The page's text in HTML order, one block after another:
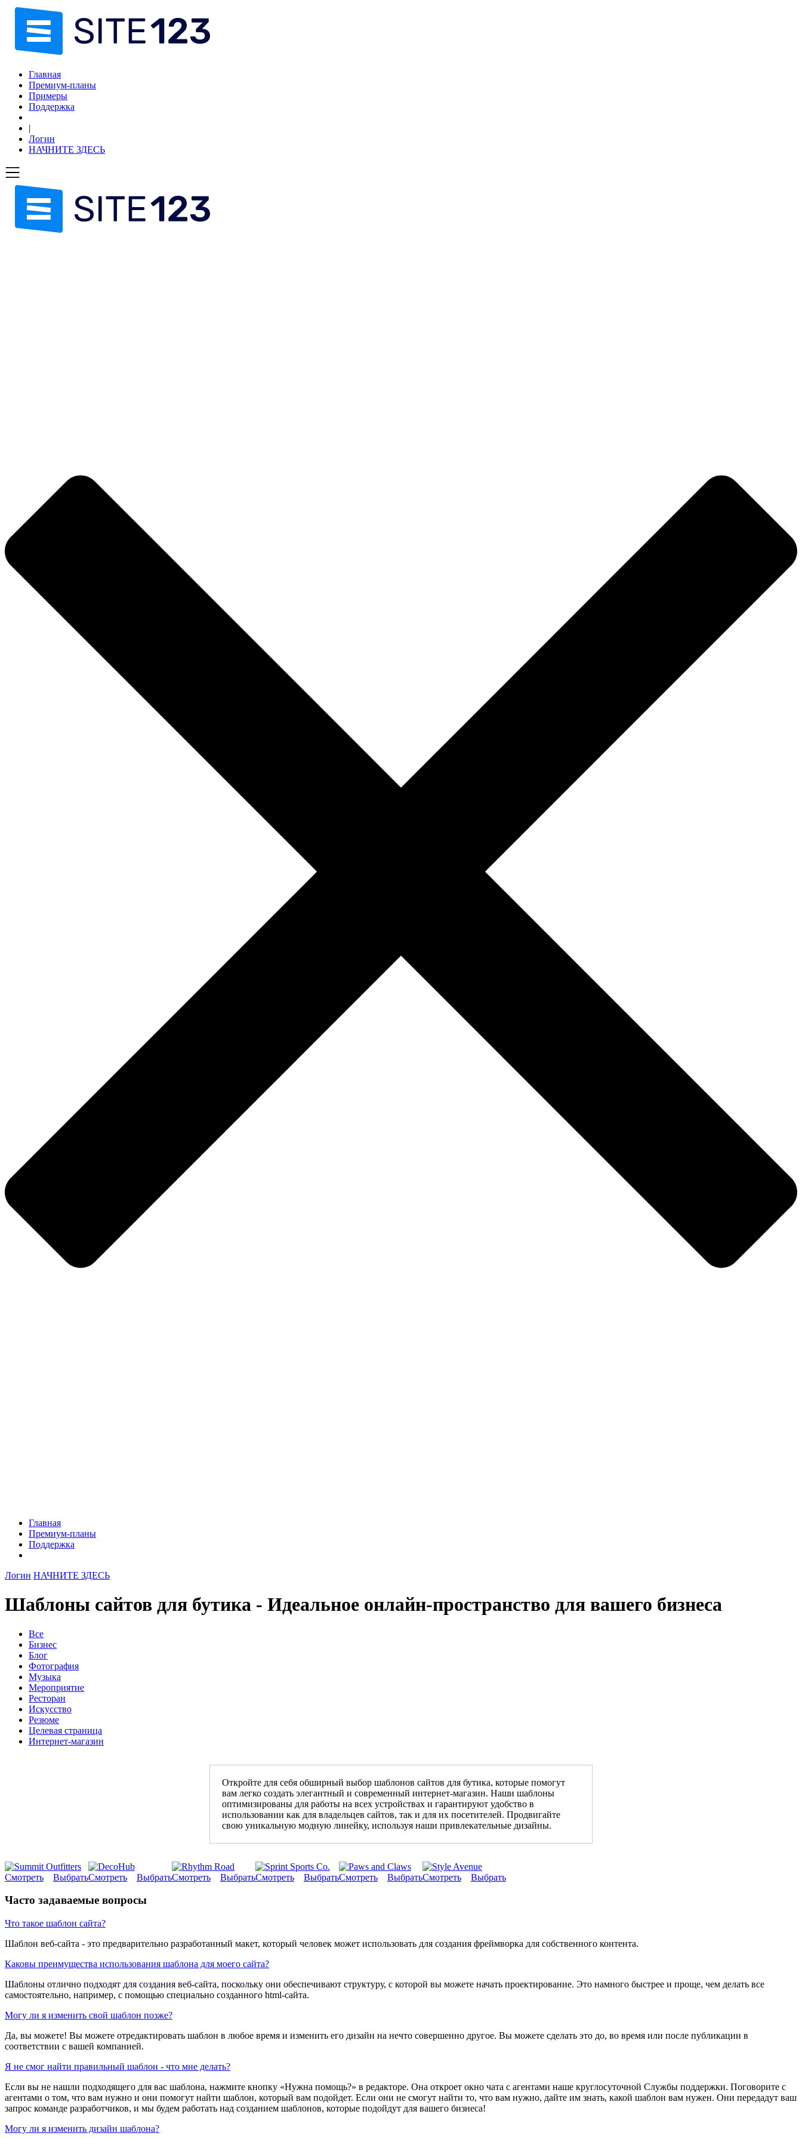
Главная
Премиум-планы
Примеры
Поддержка
|
Логин
НАЧНИТЕ ЗДЕСЬ
Главная
Премиум-планы
Поддержка
Логин НАЧНИТЕ ЗДЕСЬ
Шаблоны сайтов для бутика - Идеальное онлайн-пространство для вашего бизнеса
Все
Бизнес
Блог
Фотография
Музыка
Мероприятие
Ресторан
Искусство
Резюме
Целевая страница
Интернет-магазин
Откройте для себя обширный выбор шаблонов сайтов для бутика, которые помогут
вам легко создать элегантный и современный интернет-магазин. Наши шаблоны
оптимизированы для работы на всех устройствах и гарантируют удобство в
использовании как для владельцев сайтов, так и для их посетителей. Продвигайте
свою уникальную модную линейку, используя наши привлекательные дизайны.
Смотреть ВыбратьСмотреть ВыбратьСмотреть ВыбратьСмотреть ВыбратьСмотреть ВыбратьСмотреть Выбрать
Часто задаваемые вопросы
Что такое шаблон сайта?
Шаблон веб-сайта - это предварительно разработанный макет, который человек может использовать для создания фреймворка для собственного контента.
Каковы преимущества использования шаблона для моего сайта?
Шаблоны отлично подходят для создания веб-сайта, поскольку они обеспечивают структуру, с которой вы можете начать проектирование. Это намного быстрее и проще, чем делать все
самостоятельно, например, с помощью специально созданного html-сайта.
Могу ли я изменить свой шаблон позже?
Да, вы можете! Вы можете отредактировать шаблон в любое время и изменить его дизайн на нечто совершенно другое. Вы можете сделать это до, во время или после публикации в
соответствии с вашей компанией.
Я не смог найти правильный шаблон - что мне делать?
Если вы не нашли подходящего для вас шаблона, нажмите кнопку «Нужна помощь?» в редакторе. Она откроет окно чата с агентами наше круглосуточной Службы поддержки. Поговорите с
агентами о том, что вам нужно и они помогут найти шаблон, который вам подойдет. Если они не смогут найти то, что вам нужно, дайте им знать, какой шаблон вам нужен. Они передадут ваш
запрос команде разработчиков, и мы будем работать над созданием шаблонов, которые подойдут для вашего бизнеса!
Могу ли я изменить дизайн шаблона?